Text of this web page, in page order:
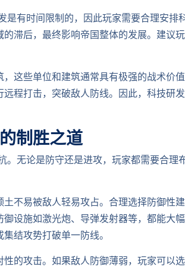
是有时间限制的，因此玩家需要合理安排
滞后，最终影响帝国整体的发展。建议
这些单位和建筑通常具有极强的战术价
程打击，突破敌人防线。因此，科技研
制胜之道
。无论是防守还是进攻，玩家都需要合理
不易被敌人轻易攻占。合理选择防御性
设施如激光炮、导弹发射器等，都能大
结攻势打破单一防线。
的攻击。如果敌人防御薄弱，玩家可以